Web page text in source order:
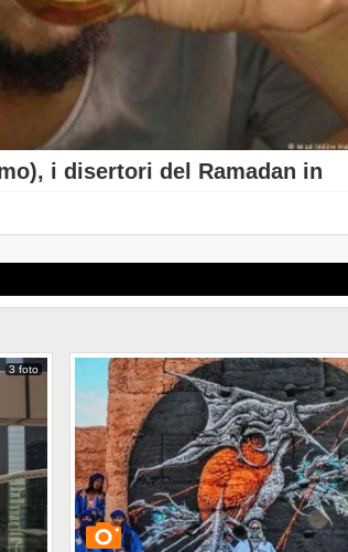
i disertori del Ramadan in
3 foto